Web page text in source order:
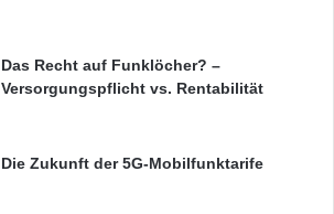
Das Recht auf Funklöcher? –
Versorgungspflicht vs. Rentabilität
Die Zukunft der 5G-Mobilfunktarife